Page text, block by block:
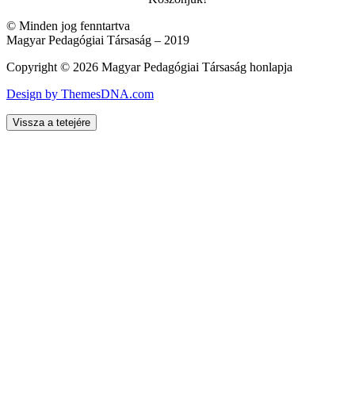
© Minden jog fenntartva
Magyar Pedagógiai Társaság – 2019
Copyright © 2026 Magyar Pedagógiai Társaság honlapja
Design by ThemesDNA.com
Vissza a tetejére